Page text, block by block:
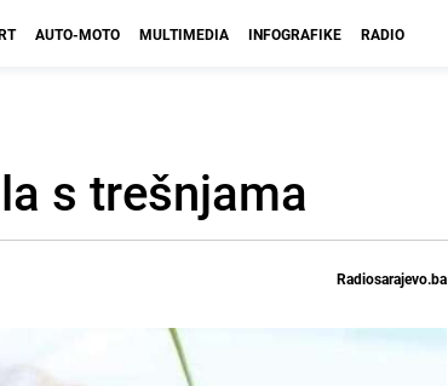
AUTO-MOTO MULTIMEDIA INFOGRAFIKE RADIO
s trešnjama
Radiosarajevo.ba